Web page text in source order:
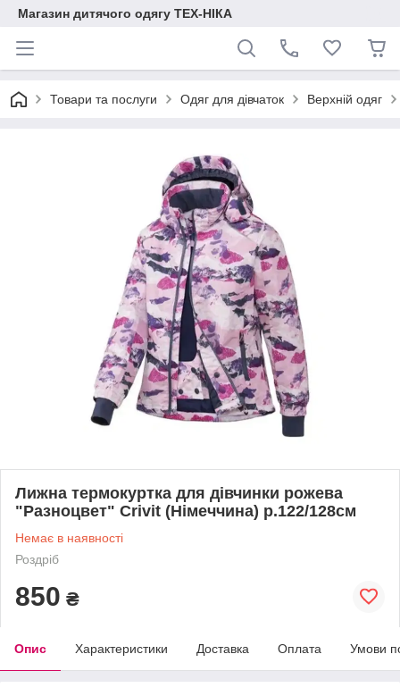
Магазин дитячого одягу ТЕХ-НІКА
Товари та послуги Одяг для дівчаток Верхній одяг
Лижна термокуртка для дівчинки рожева
"Разноцвет" Crivit (Німеччина) р.122/128см
Немає в наявності
Роздріб
850 ₴
Опис Характеристики Доставка Оплата Умови